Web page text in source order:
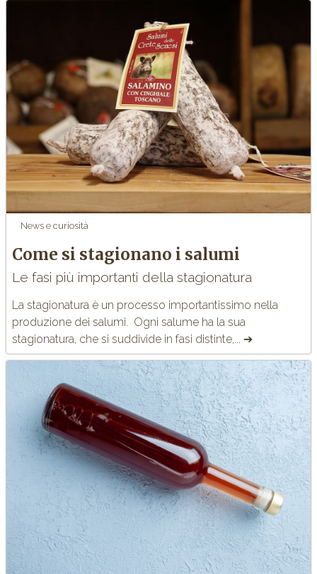
News e curiosità
Come si stagionano i salumi
Le fasi più importanti della stagionatura
La stagionatura è un processo importantissimo nella
produzione dei salumi. Ogni salume ha la sua
stagionatura, che si suddivide in fasi distinte,... ➔